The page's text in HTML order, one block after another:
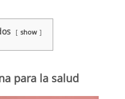
show
para la salud